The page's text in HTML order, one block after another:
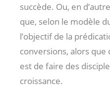
succède. Ou, en
que, selon le modèle
l’objectif de la
conversions, alors que
est de faire des
croissance.